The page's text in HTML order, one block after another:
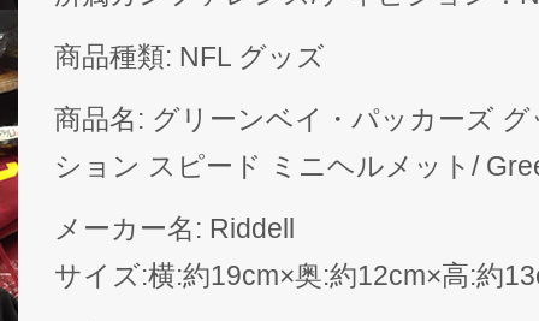
商品種類: NFL グッズ
商品名: グリーンベイ・パッカーズ
ション スピード ミニヘルメット/
メーカー名: Riddell
サイズ:横:約19cm×奥:約12cm×高:約